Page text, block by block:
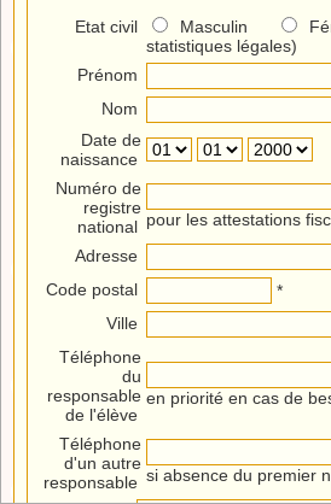
Etat civil Masculin
statistiques légales)
Prénom
Nom
Date de
naissance
Numéro de
registre
national pour les attestations
Adresse
Code postal
*
Ville
Téléphone
du
responsable
de l'élève
en priorité en cas de
Téléphone
d'un autre
responsable si absence du premier